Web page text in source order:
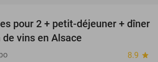
28%
pour 2 + petit-déjeuner + dîner
vins en Alsace
8.9 star